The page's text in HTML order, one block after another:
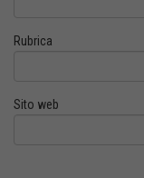
Rubrica
Sito web